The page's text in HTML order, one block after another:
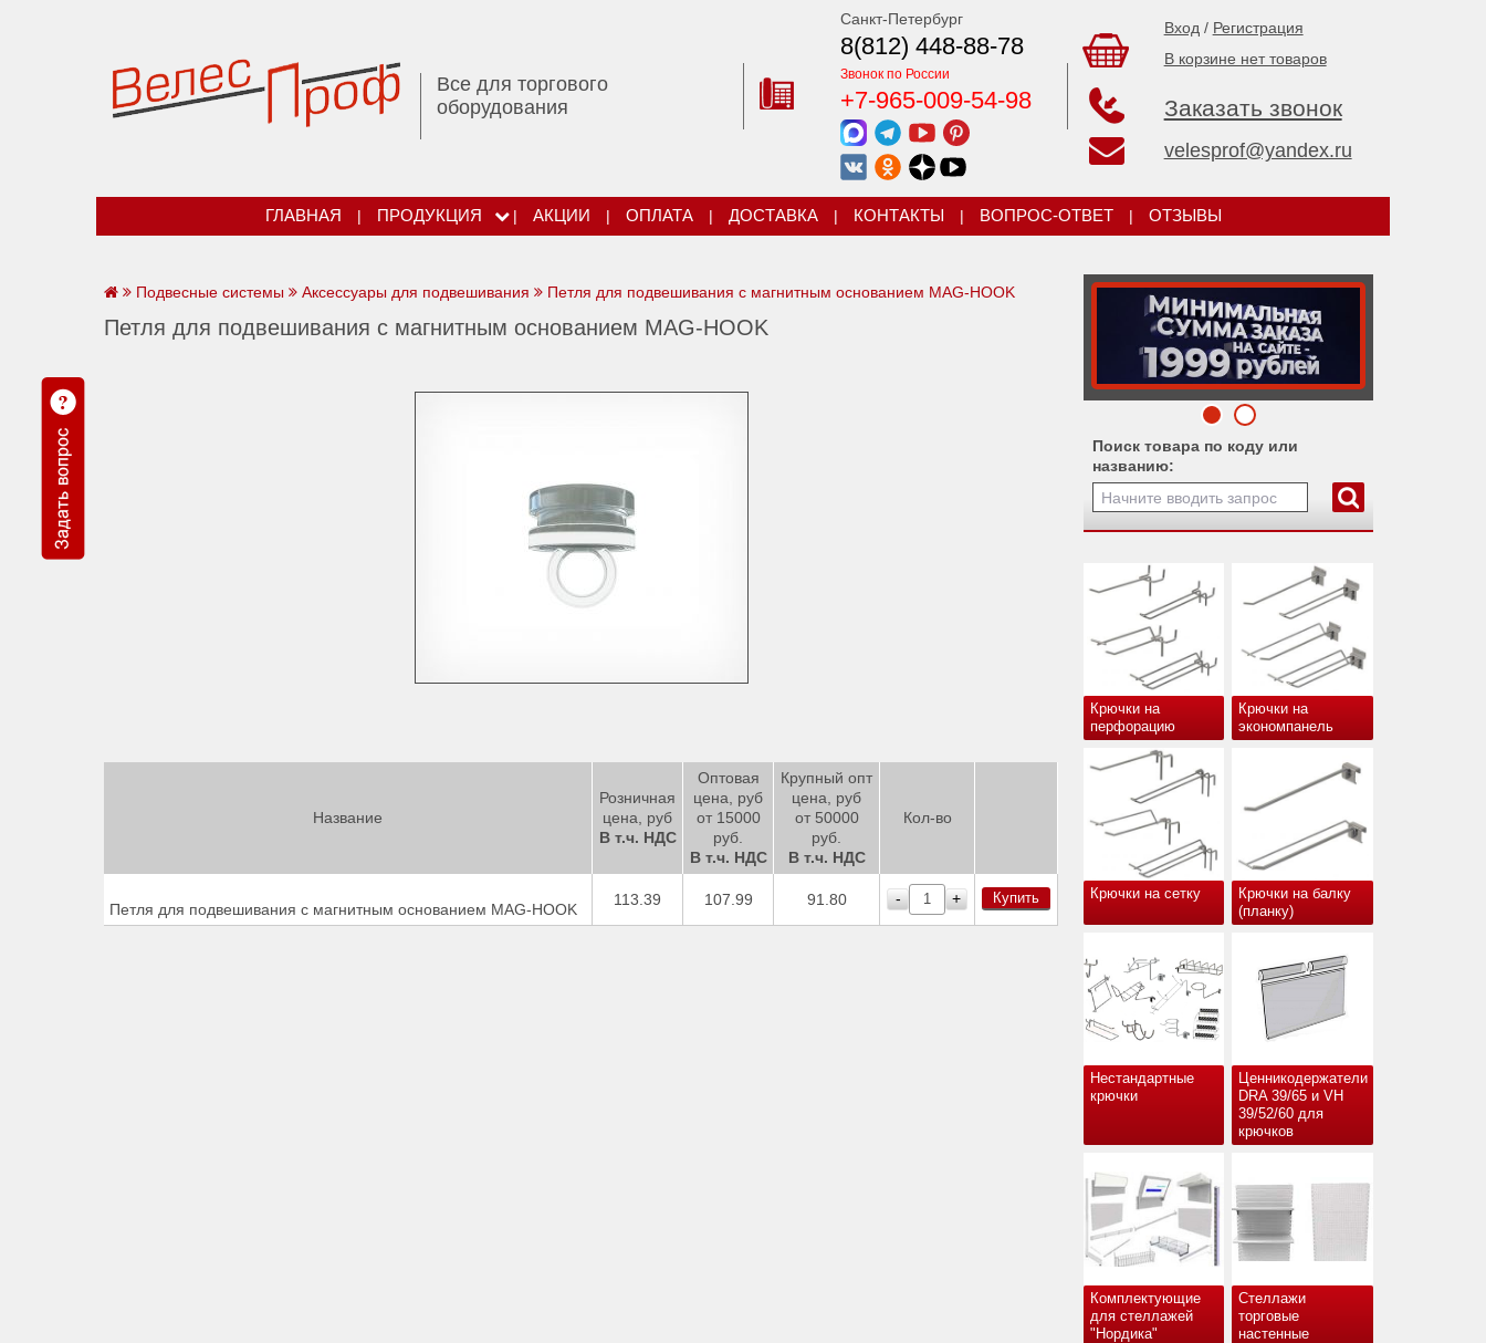
Все для торгового
оборудования
Санкт-Петербург
8(812) 448-88-78
Звонок по России
+7-965-009-54-98
Вход / Регистрация
В корзине нет товаров
Заказать звонок
velesprof@yandex.ru
ГЛАВНАЯ | ПРОДУКЦИЯ | АКЦИИ | ОПЛАТА | ДОСТАВКА | КОНТАКТЫ | ВОПРОС-ОТВЕТ | ОТЗЫВЫ
Поиск товара по коду или
названию:
Крючки на
перфорацию
Крючки на
экономпанель
Крючки на сетку
Крючки на балку
(планку)
Нестандартные
крючки
Ценникодержатели
DRA 39/65 и VH
39/52/60 для
крючков
Комплектующие
для стеллажей
"Нордика"
Стеллажи
торговые
настенные
Подвесные системы Аксессуары для подвешивания Петля для подвешивания с магнитным основанием MAG-HOOK
Петля для подвешивания с магнитным основанием MAG-HOOK
Название
Розничная
цена, руб
В т.ч. НДС
Оптовая
цена, руб
от 15000
руб.
В т.ч. НДС
Крупный опт
цена, руб
от 50000
руб.
В т.ч. НДС
Кол-во
Петля для подвешивания с магнитным основанием MAG-HOOK
113.39 107.99 91.80 - + Купить